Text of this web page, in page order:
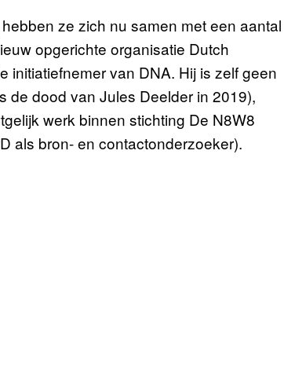
ze zich nu samen met een aantal
opgerichte organisatie Dutch
initiatiefnemer van DNA. Hij is zelf geen
de dood van Jules Deelder in 2019),
werk binnen stichting De N8W8
als bron- en contactonderzoeker).